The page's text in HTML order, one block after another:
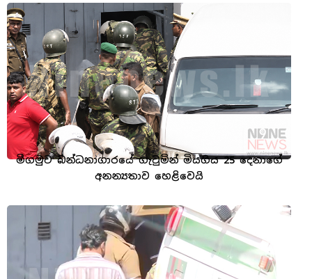
මීගමුව බන්ධනාගාරයේ ගැටුමින් මියගිය 25 දෙනාගේ
අනන්‍යතාව හෙළිවෙයි